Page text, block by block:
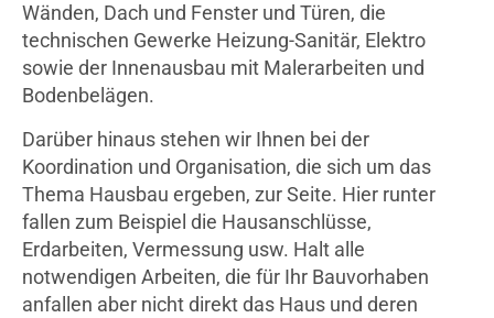
Wänden, Dach und Fenster und Türen, die
technischen Gewerke Heizung-Sanitär, Elektro
sowie der Innenausbau mit Malerarbeiten und
Bodenbelägen.
Darüber hinaus stehen wir Ihnen bei der
Koordination und Organisation, die sich um das
Thema Hausbau ergeben, zur Seite. Hier runter
fallen zum Beispiel die Hausanschlüsse,
Erdarbeiten, Vermessung usw. Halt alle
notwendigen Arbeiten, die für Ihr Bauvorhaben
anfallen aber nicht direkt das Haus und deren